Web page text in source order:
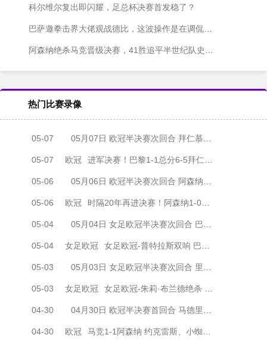
科尔维尔复出即闪耀，足总杯决赛首发稳了？
巴萨邀拳击界大佬观战德比，这波操作是在调侃皇马内斗吗？
阿森纳绝杀马竞晋级决赛，41胜追平半世纪队史纪录！
热门比赛录像
05-07 05月07日 欧冠半决赛次回合 拜仁慕尼黑vs巴黎圣日耳曼 全场录像
05-07 欧冠 进军决赛！巴黎1-1总分6-5拜仁将战阿森纳 登贝莱闪击凯恩破门
05-06 05月06日 欧冠半决赛次回合 阿森纳vs马德里竞技 全场录像
05-06 欧冠 时隔20年再进决赛！阿森纳1-0马竞总比分2-1晋级 萨卡制胜
05-04 05月04日 女足欧冠半决赛次回合 巴塞罗那女足vs拜仁慕尼黑女足 全场录像
05-04 女足欧冠 女足欧冠-普特拉斯双响 巴萨两回合5-3淘汰拜仁晋级决赛
05-03 05月03日 女足欧冠半决赛次回合 里昂女足vs阿森纳女足 全场录像
05-03 女足欧冠 女足欧冠-朱莉·布兰德绝杀 里昂女足两回合4-3淘汰阿森纳进决赛
04-30 04月30日 欧冠半决赛首回合 马德里竞技vs阿森纳 全场录像
04-30 欧冠 马竞1-1阿森纳 约克雷斯、小蜘蛛均点射 埃泽点球被取消